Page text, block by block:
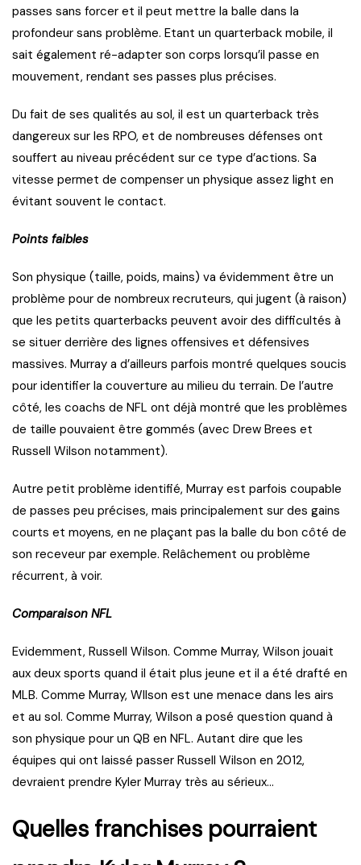
passes sans forcer et il peut mettre la balle dans la
profondeur sans problème. Etant un quarterback mobile, il
sait également ré-adapter son corps lorsqu’il passe en
mouvement, rendant ses passes plus précises.
Du fait de ses qualités au sol, il est un quarterback très
dangereux sur les RPO, et de nombreuses défenses ont
souffert au niveau précédent sur ce type d’actions. Sa
vitesse permet de compenser un physique assez light en
évitant souvent le contact.
Points faibles
Son physique (taille, poids, mains) va évidemment être un
problème pour de nombreux recruteurs, qui jugent (à raison)
que les petits quarterbacks peuvent avoir des difficultés à
se situer derrière des lignes offensives et défensives
massives. Murray a d’ailleurs parfois montré quelques soucis
pour identifier la couverture au milieu du terrain. De l’autre
côté, les coachs de NFL ont déjà montré que les problèmes
de taille pouvaient être gommés (avec Drew Brees et
Russell Wilson notamment).
Autre petit problème identifié, Murray est parfois coupable
de passes peu précises, mais principalement sur des gains
courts et moyens, en ne plaçant pas la balle du bon côté de
son receveur par exemple. Relâchement ou problème
récurrent, à voir.
Comparaison NFL
Evidemment, Russell Wilson. Comme Murray, Wilson jouait
aux deux sports quand il était plus jeune et il a été drafté en
MLB. Comme Murray, WIlson est une menace dans les airs
et au sol. Comme Murray, Wilson a posé question quand à
son physique pour un QB en NFL. Autant dire que les
équipes qui ont laissé passer Russell Wilson en 2012,
devraient prendre Kyler Murray très au sérieux…
Quelles franchises pourraient